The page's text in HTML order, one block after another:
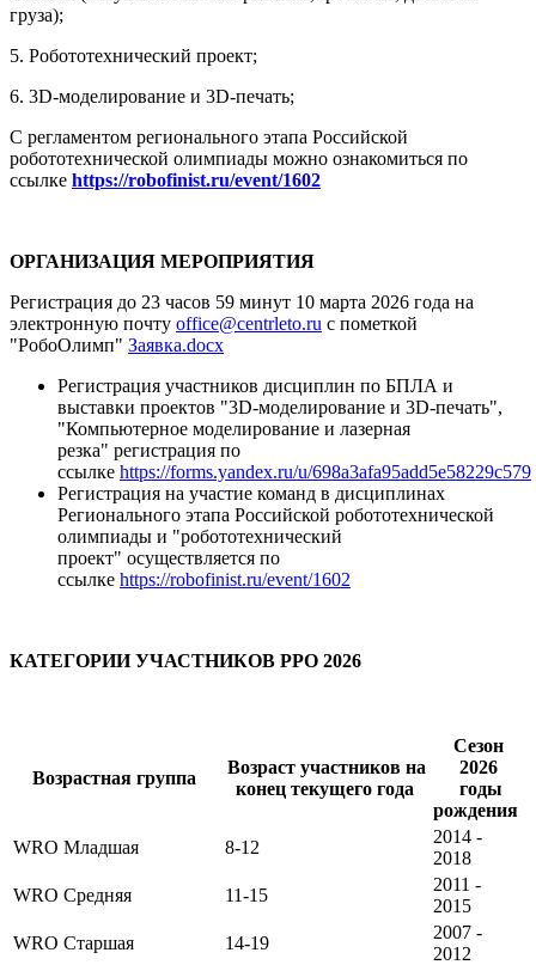
груза);
5. Робототехнический проект;
6. 3D-моделирование и 3D-печать;
С регламентом регионального этапа Российской
робототехнической олимпиады можно ознакомиться по
ссылке https://robofinist.ru/event/1602
ОРГАНИЗАЦИЯ МЕРОПРИЯТИЯ
Регистрация до 23 часов 59 минут 10 марта 2026 года на
электронную почту office@centrleto.ru с пометкой
"РобоОлимп" Заявка.docx
Регистрация участников дисциплин по БПЛА и
выставки проектов "3D-моделирование и 3D-печать",
"Компьютерное моделирование и лазерная
резка" регистрация по
ссылке https://forms.yandex.ru/u/698a3afa95add5e58229c579
Регистрация на участие команд в дисциплинах
Регионального этапа Российской робототехнической
олимпиады и "робототехнический
проект" осуществляется по
ссылке https://robofinist.ru/event/1602
КАТЕГОРИИ УЧАСТНИКОВ РРО 2026
Возрастная группа
Возраст участников на
конец текущего года
Сезон
2026
годы
рождения
WRO Младшая
8-12
2014 -
2018
WRO Средняя
11-15
2011 -
2015
WRO Старшая
14-19
2007 -
2012